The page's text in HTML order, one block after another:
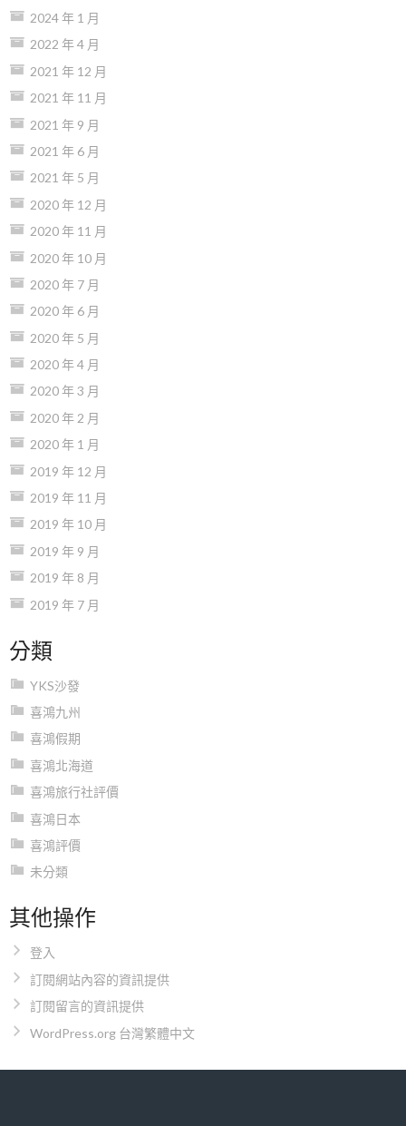
2024 年 1 月
2022 年 4 月
2021 年 12 月
2021 年 11 月
2021 年 9 月
2021 年 6 月
2021 年 5 月
2020 年 12 月
2020 年 11 月
2020 年 10 月
2020 年 7 月
2020 年 6 月
2020 年 5 月
2020 年 4 月
2020 年 3 月
2020 年 2 月
2020 年 1 月
2019 年 12 月
2019 年 11 月
2019 年 10 月
2019 年 9 月
2019 年 8 月
2019 年 7 月
分類
YKS沙發
喜鴻九州
喜鴻假期
喜鴻北海道
喜鴻旅行社評價
喜鴻日本
喜鴻評價
未分類
其他操作
登入
訂閱網站內容的資訊提供
訂閱留言的資訊提供
WordPress.org 台灣繁體中文